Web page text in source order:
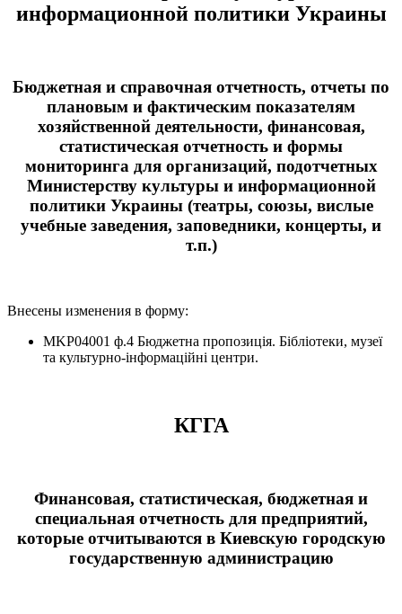
информационной политики Украины
Бюджетная и справочная отчетность, отчеты по
плановым и фактическим показателям
хозяйственной деятельности, финансовая,
статистическая отчетность и формы
мониторинга для организаций, подотчетных
Министерству культуры и информационной
политики Украины (театры, союзы, вислые
учебные заведения, заповедники, концерты, и
т.п.)
Внесены изменения в форму:
MKP04001 ф.4 Бюджетна пропозиція. Бібліотеки, музеї
та культурно-інформаційні центри.
КГГА
Финансовая, статистическая, бюджетная и
специальная отчетность для предприятий,
которые отчитываются в Киевскую городскую
государственную администрацию